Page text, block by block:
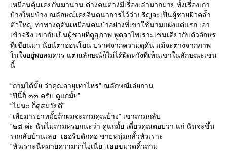
เหมือนคุ้นเคยกันมานาน ต่างคนต่างมีเรื่องเล่ามากมาย ทั้งเรื่องเก่า
บ้างใหม่บ้าง ณลักษณ์เคยจินตนาการไว้ว่าปริญจะเป็นผู้ชายผิวคล้ำ
ตัวใหญ่ ท่าทางดุดันเหมือนคนป่าอย่างที่เขาใช้นามแฝงแต่แรก เอา
เข้าจริง เขากับเป็นผู้ชายที่ดูสุภาพ พูดจาไพเราะเช่นเดียวกับตัวอักษร
ที่เขียนมา นัยน์ตาอ่อนโยน ปราศจากความดุดัน แม้จะต่างจากภาพ
นใจอยู่พอสมควร แต่ณลักษณ์ก็ไม่ได้ผิดหวังที่เห็นเขาในลักษณะเช่น
นี้
“ถามได้มั้ย ว่าคุณอายุเท่าไหร่” ณลักษณ์เอ่ยถาม
“ปีนี้ก็ ๓๓ ครับ ดูแก่มั้ย”
“ไม่นะ ก็ดูสมวัยดี”
“เสียมารยาทมั้ยถ้าผมจะถามคุณบ้าง” เขาถามกลับ
“๒๘ ค่ะ ฉันไม่ถามหรอกนะว่า ดูแก่มั้ย เดี๋ยวคุณตอบว่า แก่ ฉันจะขึ้น
รถกลับบ้านเลย” เธอรีบดักคอ ชายหนุ่มกลั้วหัวเราะ
“หัวเราะนี่หมายความว่าไงเนี่ย” เธอขมวดคิ้วถาม